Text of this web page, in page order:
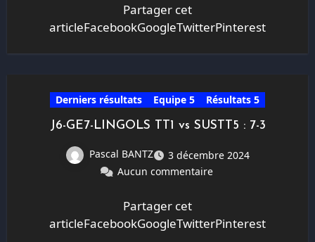
Partager cet
articleFacebookGoogleTwitterPinterest
Derniers résultats Equipe 5 Résultats 5
J6-GE7-LINGOLS TT1 vs SUSTT5 : 7-3
Pascal BANTZ
3 décembre 2024
Aucun commentaire
Partager cet
articleFacebookGoogleTwitterPinterest